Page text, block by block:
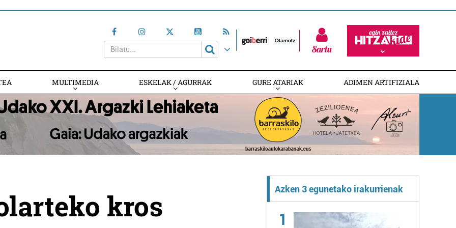
Sartu
MULTIMEDIA ESKELAK / AGURRAK GURE ATARIAK ADIMEN ARTIFIZIALA
kros
Azken 3 egunetako irakurrienak
1